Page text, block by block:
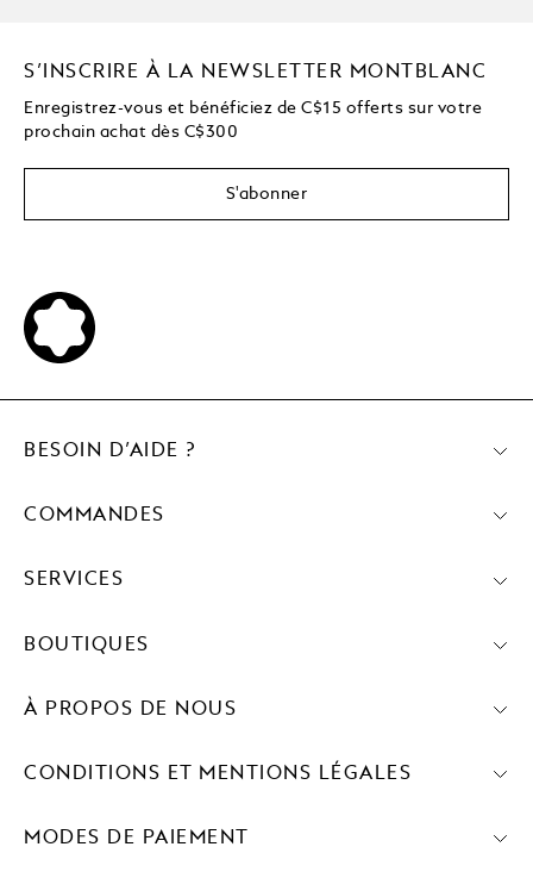
S’INSCRIRE À LA NEWSLETTER MONTBLANC
Enregistrez-vous et bénéficiez de C$15 offerts sur votre
prochain achat dès C$300
S'abonner
MODES DE PAIEMENT
BESOIN D’AIDE ?
COMMANDES
SERVICES
BOUTIQUES
À PROPOS DE NOUS
CONDITIONS ET MENTIONS LÉGALES